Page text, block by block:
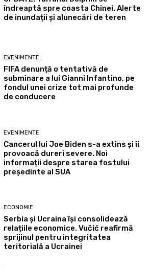
îndreaptă spre coasta Chinei. Alerte
de inundații și alunecări de teren
EVENIMENTE
FIFA denunță o tentativă de
subminare a lui Gianni Infantino, pe
fondul unei crize tot mai profunde
de conducere
EVENIMENTE
Cancerul lui Joe Biden s-a extins și îi
provoacă dureri severe. Noi
informații despre starea fostului
președinte al SUA
ECONOMIE
Serbia și Ucraina își consolidează
relațiile economice. Vučić reafirmă
sprijinul pentru integritatea
teritorială a Ucrainei